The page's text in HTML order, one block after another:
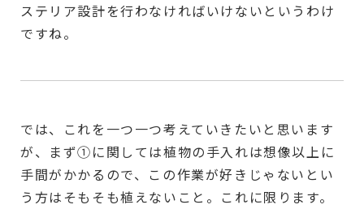
ステリア設計を行わなければいけないというわけ
ですね。
では、これを一つ一つ考えていきたいと思います
が、まず①に関しては植物の手入れは想像以上に
手間がかかるので、この作業が好きじゃないとい
う方はそもそも植えないこと。これに限ります。